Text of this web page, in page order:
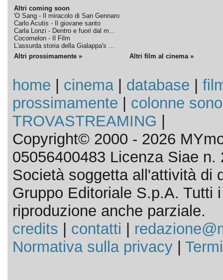
Altri coming soon
'O Sang - Il miracolo di San Gennaro
Carlo Acutis - Il giovane santo
Carla Lonzi - Dentro e fuori dal m...
Cocomelon - Il Film
L'assurda storia della Gialappa's ...
Altri prossimamente » Altri film al cinema »
home cinema| database
prossimamente
colonne
TROVASTREAMING
Copyright© 2000 - 2026
05056400483 Licenza Siae n.
Società soggetta all'attività di
Gruppo Editoriale S.p.A. Tutti
riproduzione anche parziale.
credits
contatti
Normativa sulla privacy|